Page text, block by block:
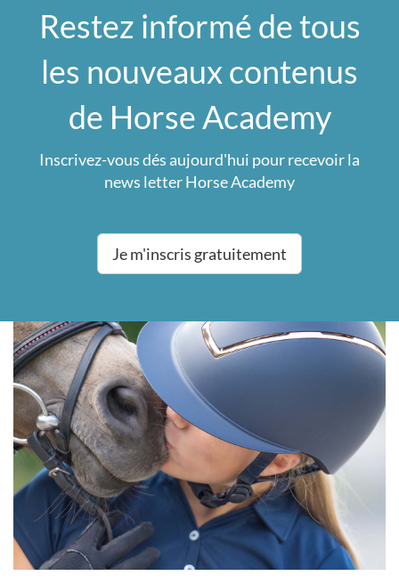
Restez informé de tous
les nouveaux contenus
de Horse Academy
Inscrivez-vous dés aujourd'hui pour recevoir la
news letter Horse Academy
Je m'inscris gratuitement